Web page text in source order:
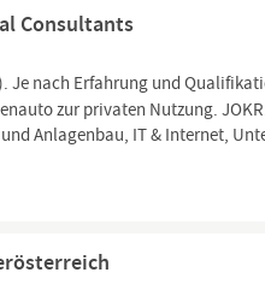
Consultants
Je nach Erfahrung und
zur privaten Nutzung.
Anlagenbau, IT & Internet,